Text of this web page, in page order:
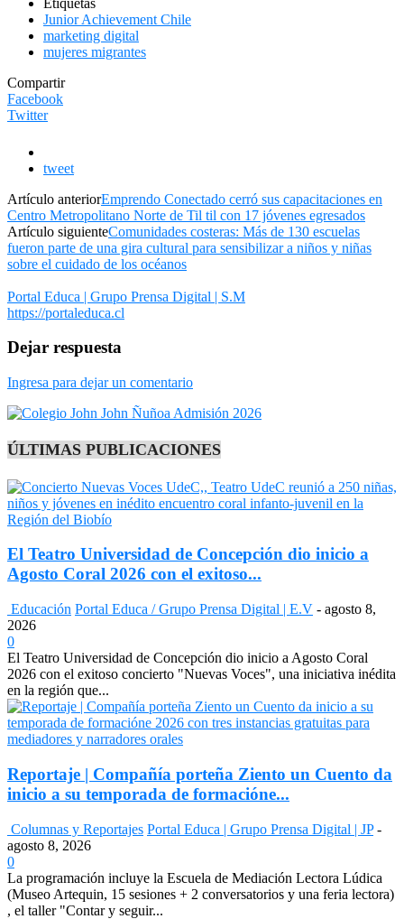
Junior Achievement Chile
marketing digital
mujeres migrantes
Compartir
Facebook
Twitter
tweet
Artículo anteriorEmprendo Conectado cerró sus capacitaciones en
Centro Metropolitano Norte de Til til con 17 jóvenes egresados
Artículo siguienteComunidades costeras: Más de 130 escuelas
fueron parte de una gira cultural para sensibilizar a niños y niñas
sobre el cuidado de los océanos
Portal Educa | Grupo Prensa Digital | S.M
https://portaleduca.cl
Dejar respuesta
Ingresa para dejar un comentario
ÚLTIMAS PUBLICACIONES
El Teatro Universidad de Concepción dio inicio a
Agosto Coral 2026 con el exitoso...
Educación Portal Educa / Grupo Prensa Digital | E.V - agosto 8,
2026
0
El Teatro Universidad de Concepción dio inicio a Agosto Coral
2026 con el exitoso concierto "Nuevas Voces", una iniciativa inédita
en la región que...
Reportaje | Compañía porteña Ziento un Cuento da
inicio a su temporada de formacióne...
Columnas y Reportajes Portal Educa | Grupo Prensa Digital | JP -
agosto 8, 2026
0
La programación incluye la Escuela de Mediación Lectora Lúdica
(Museo Artequin, 15 sesiones + 2 conversatorios y una feria lectora)
, el taller "Contar y seguir...